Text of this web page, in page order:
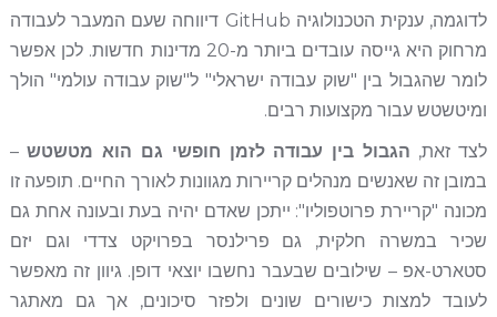
לדוגמה, ענקית הטכנולוגיה GitHub דיווחה שעם המעבר לעבודה
מרחוק היא גייסה עובדים ביותר מ-20 מדינות חדשות. לכן אפשר
לומר שהגבול בין "שוק עבודה ישראלי" ל"שוק עבודה עולמי" הולך
ומיטשטש עבור מקצועות רבים.
לצד זאת, הגבול בין עבודה לזמן חופשי גם הוא מטשטש –
במובן זה שאנשים מנהלים קריירות מגוונות לאורך החיים. תופעה זו
מכונה "קריירת פרוטפוליו": ייתכן שאדם יהיה בעת ובעונה אחת גם
שכיר במשרה חלקית, גם פרילנסר בפרויקט צדדי וגם יזם
סטארט-אפ – שילובים שבעבר נחשבו יוצאי דופן. גיוון זה מאפשר
לעובד למצות כישורים שונים ולפזר סיכונים, אך גם מאתגר